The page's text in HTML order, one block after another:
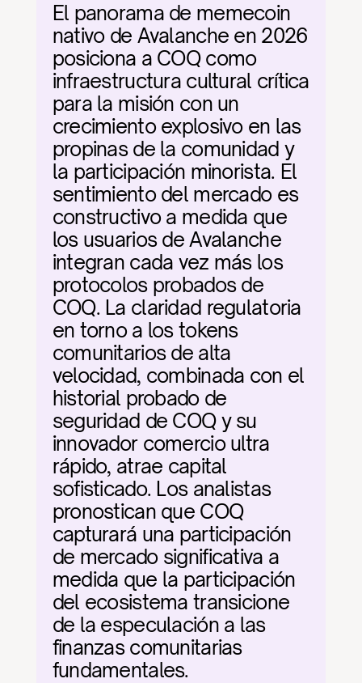
El panorama de memecoin
nativo de Avalanche en 2026
posiciona a COQ como
infraestructura cultural crítica
para la misión con un
crecimiento explosivo en las
propinas de la comunidad y
la participación minorista. El
sentimiento del mercado es
constructivo a medida que
los usuarios de Avalanche
integran cada vez más los
protocolos probados de
COQ. La claridad regulatoria
en torno a los tokens
comunitarios de alta
velocidad, combinada con el
historial probado de
seguridad de COQ y su
innovador comercio ultra
rápido, atrae capital
sofisticado. Los analistas
pronostican que COQ
capturará una participación
de mercado significativa a
medida que la participación
del ecosistema transicione
de la especulación a las
finanzas comunitarias
fundamentales.